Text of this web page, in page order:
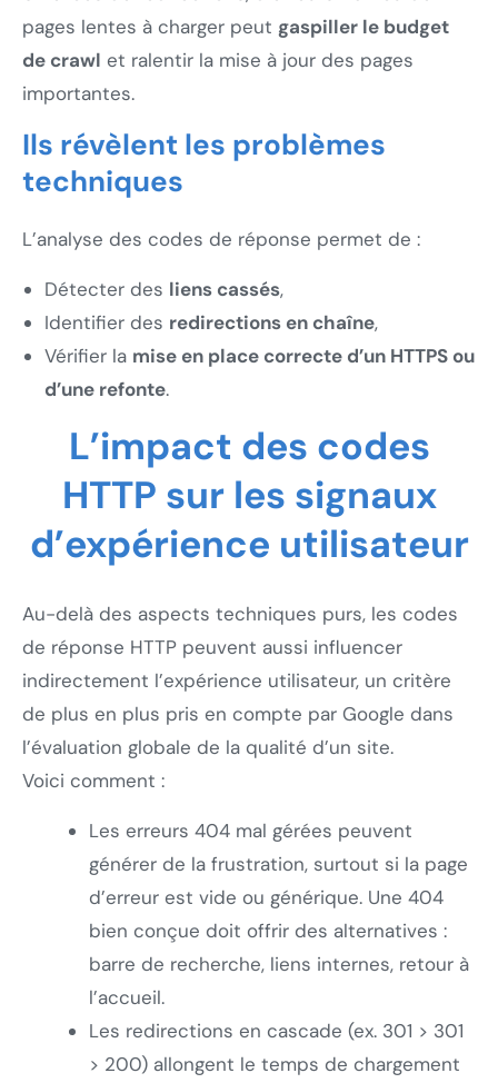
pages lentes à charger peut gaspiller le budget
de crawl et ralentir la mise à jour des pages
importantes.
Ils révèlent les problèmes
techniques
L’analyse des codes de réponse permet de :
Détecter des liens cassés,
Identifier des redirections en chaîne,
Vérifier la mise en place correcte d’un HTTPS ou
d’une refonte.
L’impact des codes
HTTP sur les signaux
d’expérience utilisateur
Au-delà des aspects techniques purs, les codes
de réponse HTTP peuvent aussi influencer
indirectement l’expérience utilisateur, un critère
de plus en plus pris en compte par Google dans
l’évaluation globale de la qualité d’un site.
Voici comment :
Les erreurs 404 mal gérées peuvent
générer de la frustration, surtout si la page
d’erreur est vide ou générique. Une 404
bien conçue doit offrir des alternatives :
barre de recherche, liens internes, retour à
l’accueil.
Les redirections en cascade (ex. 301 > 301
> 200) allongent le temps de chargement